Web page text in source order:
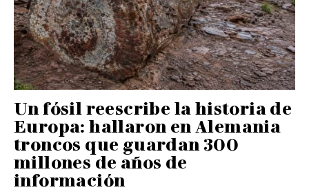
Un fósil reescribe la historia de
Europa: hallaron en Alemania
troncos que guardan 300
millones de años de
información